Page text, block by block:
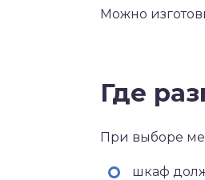
Можно
Где
При выборе
шкаф